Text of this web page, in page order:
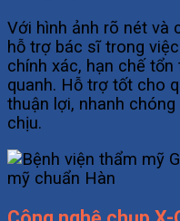
Với hình ảnh rõ nét và
hỗ trợ bác sĩ trong
chính xác, hạn chế
quanh. Hỗ trợ tốt cho
thuận lợi, nhanh
chịu.